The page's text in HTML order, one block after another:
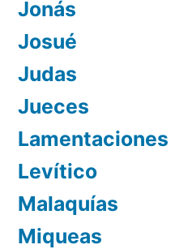
Jonás
Josué
Judas
Jueces
Lamentaciones
Levítico
Malaquías
Miqueas